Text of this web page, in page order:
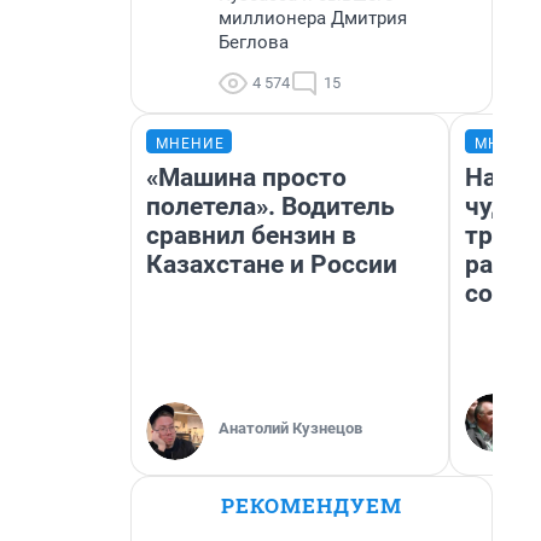
миллионера Дмитрия
Беглова
4 574 15
МНЕНИЕ
«Машина просто
полетела». Водитель
сравнил бензин в
Казахстане и России
Анатолий Кузнецов
РЕКОМЕНДУЕМ